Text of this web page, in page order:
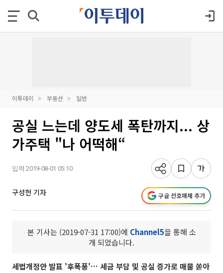
이투데이 부동산 일반
공실 느는데 양도세 폭탄까지... 상
가주택 "나 어떡해“
입력 2019-08-01 05:10
구성헌 기자 구글 선호매체 추가
본 기사는 (2019-07-31 17:00)에 Channel5을 통해 소
개 되었습니다.
세법개정안 발표 '후폭풍'… 세금 부담 및 공실 증가로 매물 쏟아